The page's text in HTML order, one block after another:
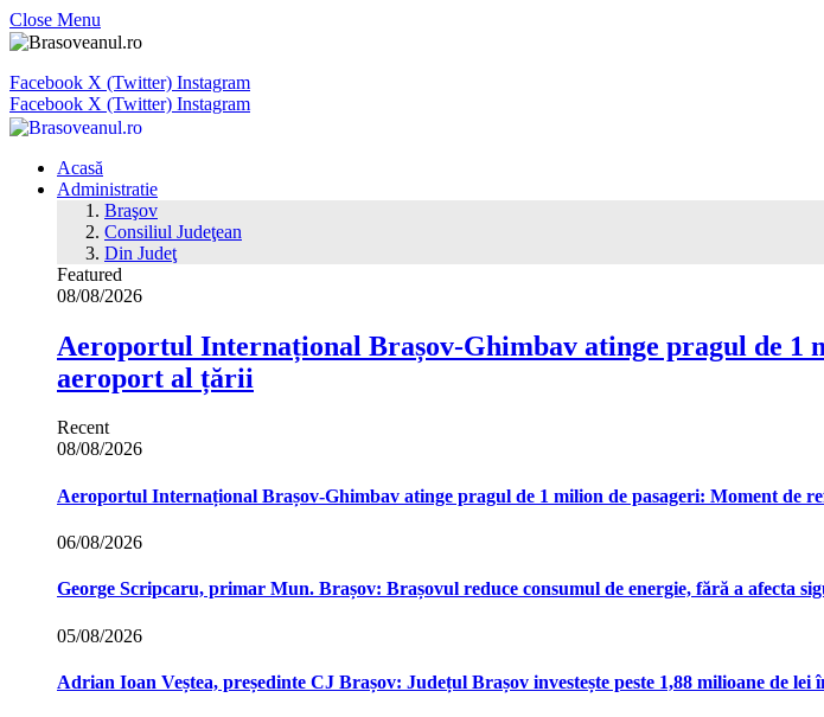
Close Menu
Facebook X (Twitter) Instagram
Facebook X (Twitter) Instagram
Acasă
Administratie
Braşov
Consiliul Judeţean
Din Judeţ
Featured
08/08/2026
Aeroportul Internațional Brașov‑Ghimbav atinge pragul de
aeroport al țării
Recent
08/08/2026
Aeroportul Internațional Brașov‑Ghimbav atinge pragul de 1 milion de pasageri: Moment de
06/08/2026
George Scripcaru, primar Mun. Brașov: Brașovul reduce consumul de energie, fără a afecta
05/08/2026
Adrian Ioan Veștea, președinte CJ Brașov: Județul Brașov investește peste 1,88 milioane de